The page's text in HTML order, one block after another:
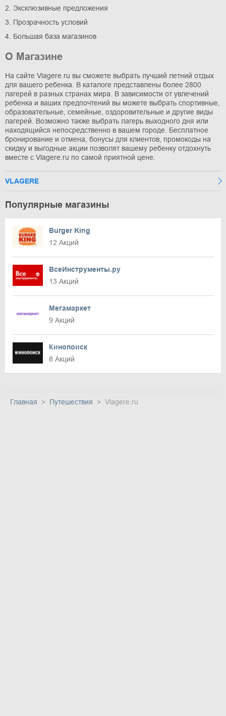
2. Эксклюзивные предложения
3. Прозрачность условий
4. Большая база магазинов
О Магазине
На сайте Vlagere.ru вы сможете выбрать лучший летний отдых
для вашего ребенка. В каталоге представлены более 2800
лагерей в разных странах мира. В зависимости от увлечений
ребенка и ваших предпочтений вы можете выбрать спортивные,
образовательные, семейные, оздоровительные и другие виды
лагерей. Возможно также выбрать лагерь выходного дня или
находящийся непосредственно в вашем городе. Бесплатное
бронирование и отмена, бонусы для клиентов, промокоды на
скидку и выгодные акции позволят вашему ребенку отдохнуть
вместе с Vlagere.ru по самой приятной цене.
VLAGERE
Популярные магазины
Burger King
12 Акций
ВсеИнструменты.ру
13 Акций
Мегамаркет
9 Акций
Кинопоиск
8 Акций
Главная Путешествия Vlagere.ru